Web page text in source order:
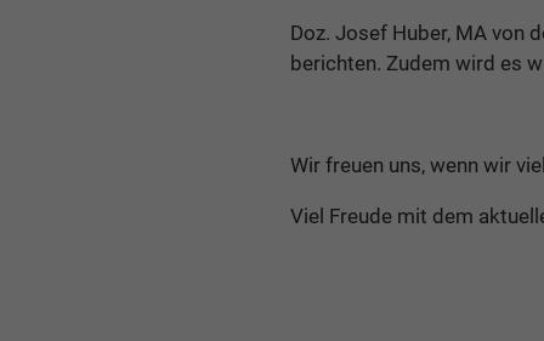
Doz. Josef Huber, MA von
berichten. Zudem wird es
Wir freuen uns, wenn wir
Viel Freude mit dem